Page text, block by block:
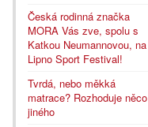
Česká rodinná značka
MORA Vás zve, spolu s
Katkou Neumannovou, na
Lipno Sport Festival!
Tvrdá, nebo měkká
matrace? Rozhoduje něco
jiného